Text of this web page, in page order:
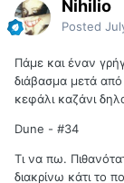
Nihilio
Posted
Πάμε και έναν
διάβασμα μετά
κεφάλι καζάνι
Dune - #34
Τι να πω.
διακρίνω κάτι το